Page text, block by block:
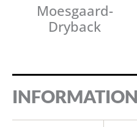
Moesgaard-
Dryback